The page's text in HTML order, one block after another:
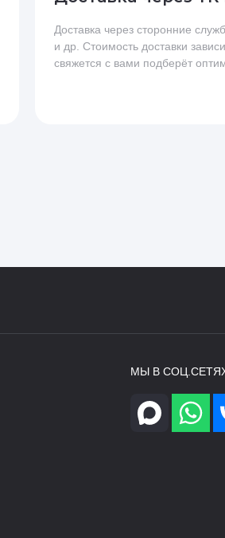
Доставка через сторонние
и др. Стоимость доставки
свяжется с вами подберёт
МЫ В